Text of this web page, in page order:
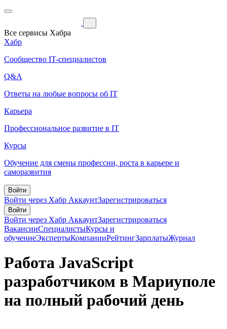
Все сервисы Хабра
Хабр
Сообщество IT-специалистов
Q&A
Ответы на любые вопросы об IT
Карьера
Профессиональное развитие в IT
Курсы
Обучение для смены профессии, роста в карьере и
саморазвития
Войти
Войти через Хабр АккаунтЗарегистрироваться
Войти
Войти через Хабр АккаунтЗарегистрироваться
ВакансииСпециалистыКурсы и
обучениеЭкспертыКомпанииРейтингЗарплатыЖурнал
Работа JavaScript
разработчиком в Мариуполе
на полный рабочий день